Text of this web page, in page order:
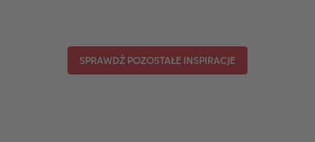
SPRAWDŹ POZOSTAŁE INSPIRACJE